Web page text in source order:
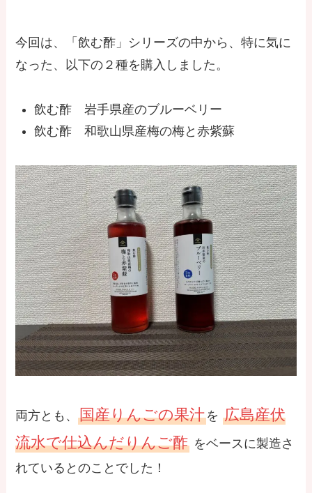
今回は、「飲む酢」シリーズの中から、特に気に
なった、以下の２種を購入しました。
飲む酢 岩手県産のブルーベリー
飲む酢 和歌山県産梅の梅と赤紫蘇
両方とも、国産りんごの果汁を 広島産伏
流水で仕込んだりんご酢 をベースに製造さ
れているとのことでした！